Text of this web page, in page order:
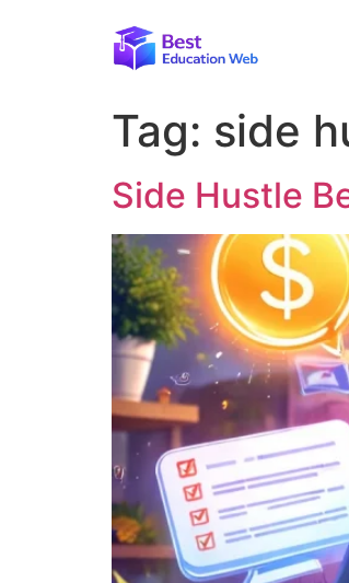
Tag: side
Side Hustle